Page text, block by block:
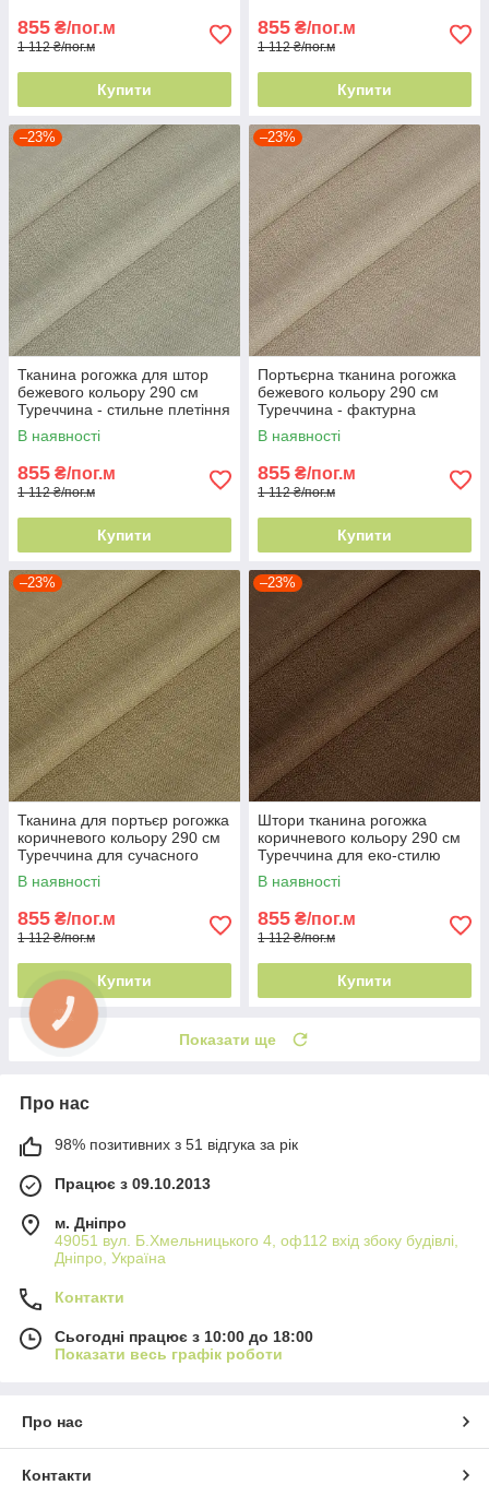
855 ₴/пог.м
1 112 ₴/пог.м
Купити
855 ₴/пог.м
1 112 ₴/пог.м
Купити
–23%
Тканина рогожка для штор
бежевого кольору 290 см
Туреччина - стильне плетіння
ниток
В наявності
855 ₴/пог.м
1 112 ₴/пог.м
Купити
–23%
Портьєрна тканина рогожка
бежевого кольору 290 см
Туреччина - фактурна
поверхня
В наявності
855 ₴/пог.м
1 112 ₴/пог.м
Купити
–23%
Тканина для портьєр рогожка
коричневого кольору 290 см
Туреччина для сучасного
інтер'єру
В наявності
855 ₴/пог.м
1 112 ₴/пог.м
Купити
–23%
Штори тканина рогожка
коричневого кольору 290 см
Туреччина для еко-стилю
В наявності
855 ₴/пог.м
1 112 ₴/пог.м
Купити
Показати ще
Про нас
98% позитивних з 51 відгука за рік
Працює з 09.10.2013
м. Дніпро
49051 вул. Б.Хмельницького 4, оф112 вхід збоку будівлі,
Дніпро, Україна
Контакти
Сьогодні працює з 10:00 до 18:00
Показати весь графік роботи
Про нас
Контакти